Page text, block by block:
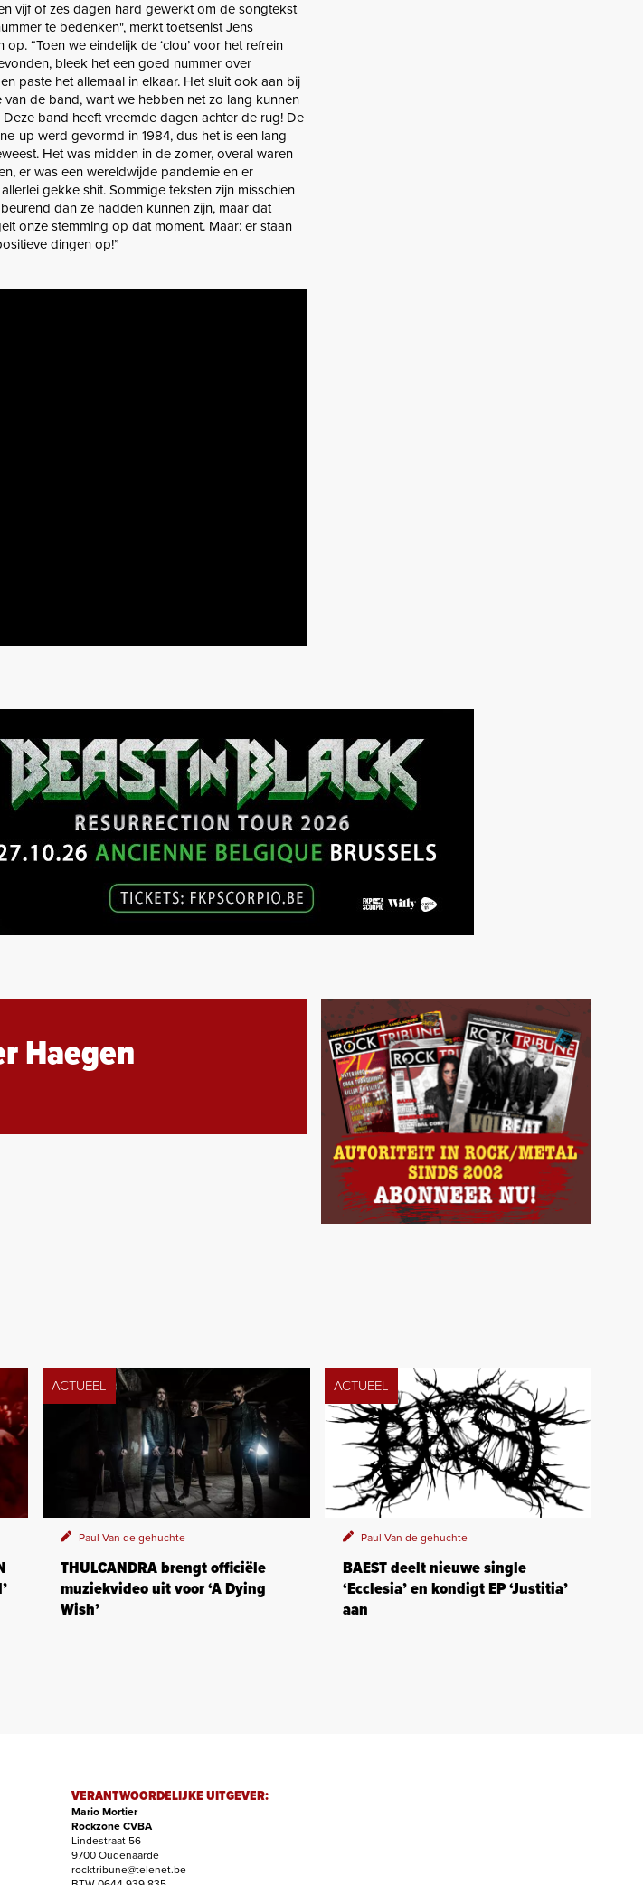
vijf of zes dagen hard gewerkt om de songtekst
te bedenken", merkt toetsenist Jens
op. “Toen we eindelijk de ‘clou’ voor het refrein
bleek het een goed nummer over
paste het allemaal in elkaar. Het sluit ook aan bij
van de band, want we hebben net zo lang kunnen
Deze band heeft vreemde dagen achter de rug! De
up werd gevormd in 1984, dus het is een lang
Het was midden in de zomer, overal waren
er was een wereldwijde pandemie en er
gekke shit. Sommige teksten zijn misschien
dan ze hadden kunnen zijn, maar dat
onze stemming op dat moment. Maar: er staan
dingen op!”
Haegen
ACTUEEL
Paul Van de gehuchte
THULCANDRA brengt officiële
muziekvideo uit voor ‘A Dying
Wish’
ACTUEEL
Paul Van de gehuchte
BAEST deelt nieuwe single
‘Ecclesia’ en kondigt EP ‘Justitia’
aan
VERANTWOORDELIJKE UITGEVER:
Mario Mortier
Rockzone CVBA
Lindestraat 56
9700 Oudenaarde
rocktribune@telenet.be